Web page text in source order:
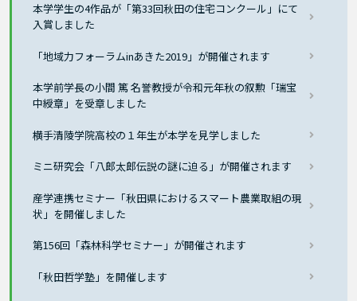
本学学生の4作品が「第33回秋田の住宅コンクール」にて
入賞しました
「地域力フォーラムinあきた2019」が開催されます
本学前学長の小間 篤 名誉教授が令和元年秋の叙勲「瑞宝
中綬章」を受章しました
横手清陵学院高校の１年生が本学を見学しました
ミニ研究会「八郎太郎伝説の謎に迫る」が開催されます
産学連携セミナー「秋田県におけるスマート農業取組の現
状」を開催しました
第156回「森林科学セミナー」が開催されます
「秋田哲学塾」を開催します